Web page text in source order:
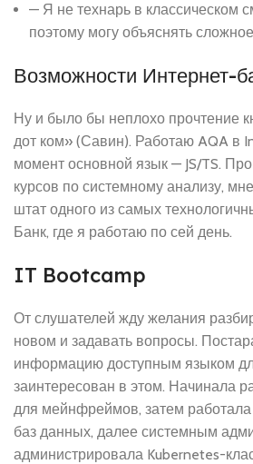
— Я не технарь в классическом
поэтому могу объяснять
Возможности Интернет-
Ну и было бы неплохо прочтение
дот ком» (Савин). Работаю AQA в
момент основной язык — JS/TS.
курсов по системному анализу,
штат одного из самых
Банк, где я работаю по сей день.
IT Bootcamp
От слушателей жду желания
новом и задавать вопросы.
информацию доступным языком
заинтересован в этом. Начинала
для мейнфреймов, затем
баз данных, далее системным
администрировала Kubernetes-